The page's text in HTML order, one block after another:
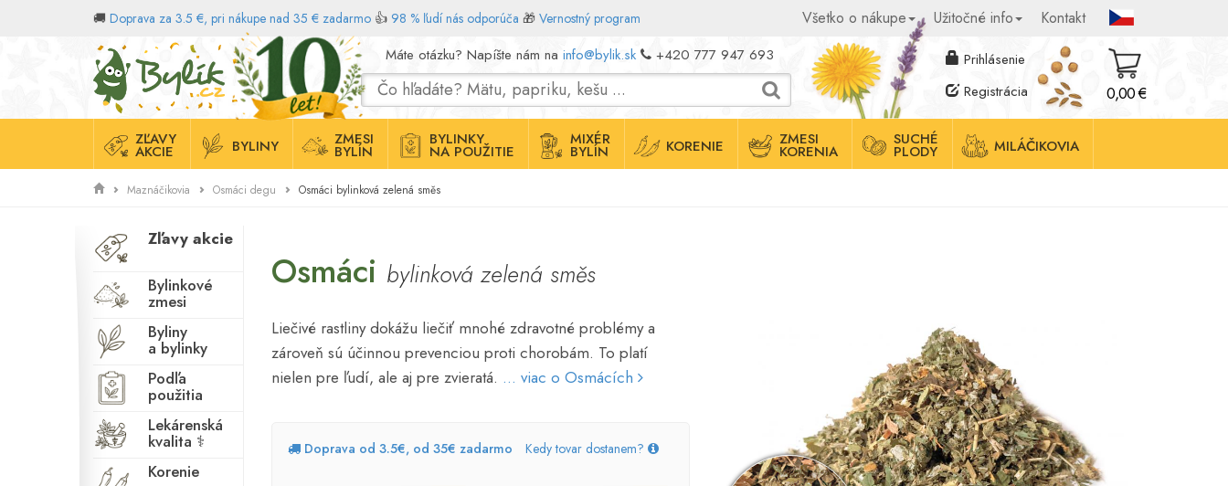
🚚 Doprava za 3.5 €, pri nákupe nad 35 € zadarmo 👍 98 % ľudí nás odporúča 🎁 Vernostný program Všetko o nákupe Užitočné info Kontakt
Domov Máte otázku? Napíšte nám na info@bylik.sk +420 777 947 693
Prihlásenie
Registrácia
0,00 €
ZĽAVY
AKCIE BYLINY ZMESI
BYLÍN
BYLINKY
NA POUŽITIE
MIXÉR
BYLÍN KORENIE ZMESI
KORENIA
SUCHÉ
PLODY MILÁČIKOVIA
Maznáčikovia Osmáci degu Osmáci bylinková zelená směs
Zľavy akcie
Bylinkové
zmesi
Byliny
a bylinky
Podľa
použitia
Lekárenská
kvalita ⚕
Korenie
Osmáci bylinková zelená směs
Liečivé rastliny dokážu liečiť mnohé zdravotné problémy a
zároveň sú účinnou prevenciou proti chorobám. To platí
nielen pre ľudí, ale aj pre zvieratá. ... viac o Osmácích
Doprava od 3.5€, od 35€ zadarmo Kedy tovar dostanem?